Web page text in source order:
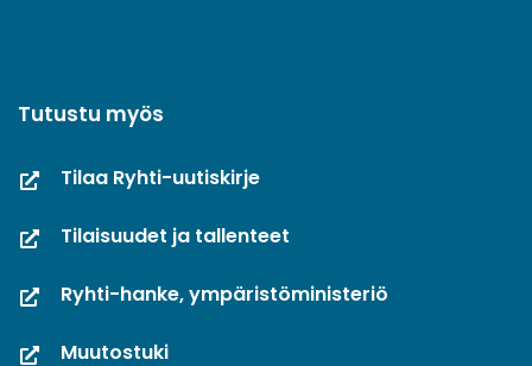
Tutustu myös
Tilaa Ryhti-uutiskirje
Tilaisuudet ja tallenteet
Ryhti-hanke, ympäristöministeriö
Muutostuki